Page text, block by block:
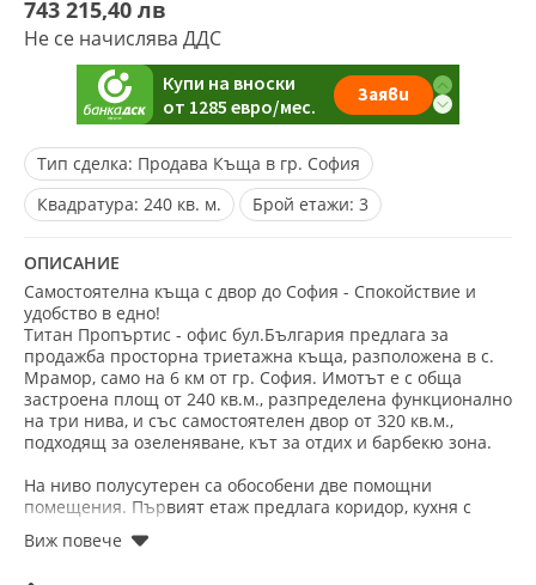
743 215,40 лв
Не се начислява ДДС
Тип сделка: Продава Къща в гр. София
Квадратура: 240 кв. м. Брой етажи: 3
ОПИСАНИЕ
Самостоятелна къща с двор до София - Спокойствие и
удобство в едно!
Титан Пропъртис - офис бул.България предлага за
продажба просторна триетажна къща, разположена в с.
Мрамор, само на 6 км от гр. София. Имотът е с обща
застроена площ от 240 кв.м., разпределена функционално
на три нива, и със самостоятелен двор от 320 кв.м.,
подходящ за озеленяване, кът за отдих и барбекю зона.
На ниво полусутерен са обособени две помощни
помещения. Първият етаж предлага коридор, кухня с
санитарен възел. Вторият етаж разполага с антре с